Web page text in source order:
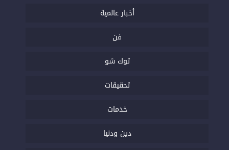
أخبار عالمية
فن
توك شو
تحقيقات
خدمات
دين ودنيا